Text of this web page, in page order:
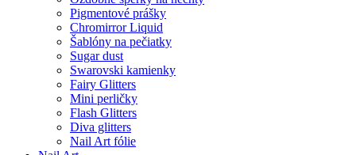
Pigmentové prášky
Chromirror Liquid
Šablóny na pečiatky
Sugar dust
Swarovski kamienky
Fairy Glitters
Mini perličky
Flash Glitters
Diva glitters
Nail Art fólie